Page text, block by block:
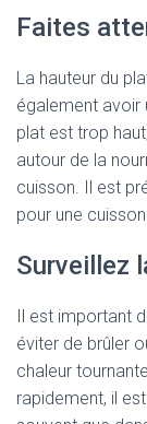
Faites
La hauteur du
également avoir
plat est trop
autour de la
cuisson. Il est
pour une
Surveillez
Il est important
éviter de brûler
chaleur
rapidement, il